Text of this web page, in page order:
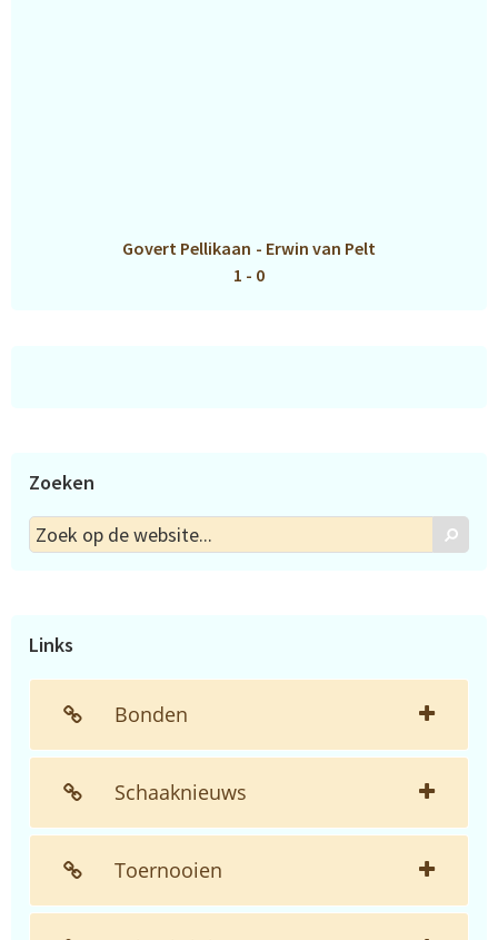
Govert Pellikaan - Erwin van Pelt
1 - 0
Zoeken
Zoek
op
Zoek
Links
Bonden
Schaaknieuws
Toernooien